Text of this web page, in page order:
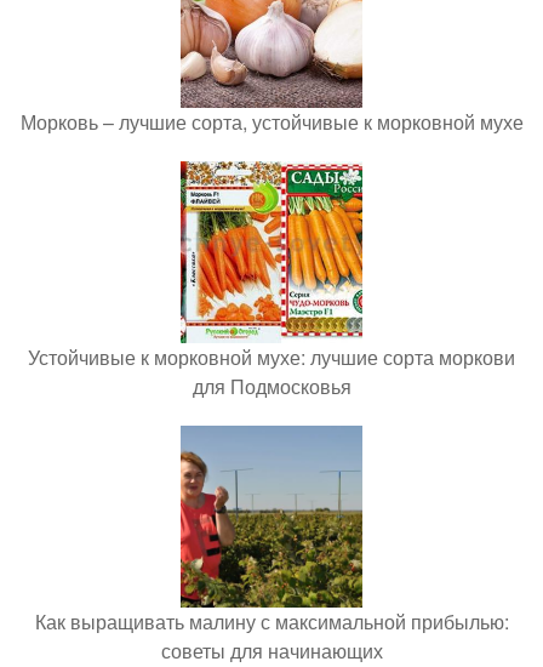
Морковь – лучшие сорта, устойчивые к морковной мухе
Устойчивые к морковной мухе: лучшие сорта моркови
для Подмосковья
Как выращивать малину с максимальной прибылью:
советы для начинающих